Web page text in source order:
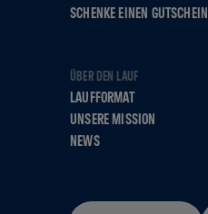
SCHENKE EINEN GUTSCHEIN
ÜBER DEN LAUF
LAUFFORMAT
UNSERE MISSION
NEWS